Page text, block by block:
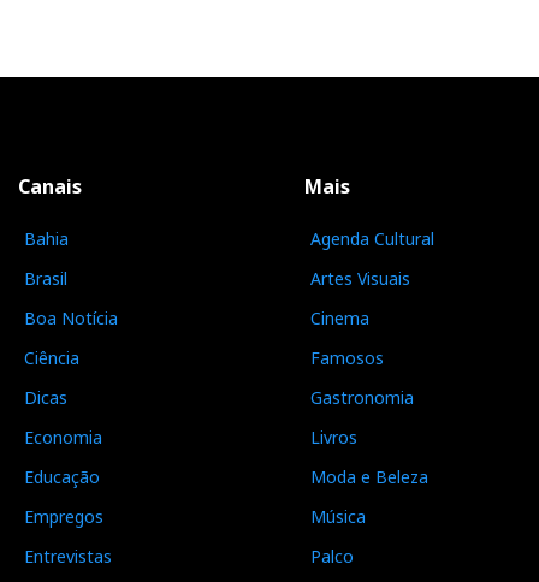
Canais
Bahia
Brasil
Boa Notícia
Ciência
Dicas
Economia
Educação
Empregos
Entrevistas
Mais
Agenda Cultural
Artes Visuais
Cinema
Famosos
Gastronomia
Livros
Moda e Beleza
Música
Palco